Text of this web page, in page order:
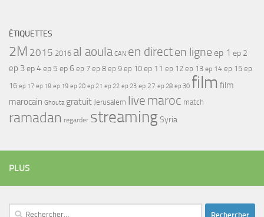
ÉTIQUETTES
2M 2015 2016 al aoula CAN en directen ligne ep 1 ep 2
ep 3ep 4ep 5 ep 6 ep 7 ep 8 ep 9 ep 10 ep 11 ep 12 ep 13 ep 14 ep 15 ep
16 ep 17 ep 18 ep 19 ep 20 ep 21 ep 22 ep 23 ep 27 ep 28 ep 30 film film
marocain Ghouta gratuit Jerusalem live maroc match
ramadan regarder streamingSyria
PLUS
Rechercher :